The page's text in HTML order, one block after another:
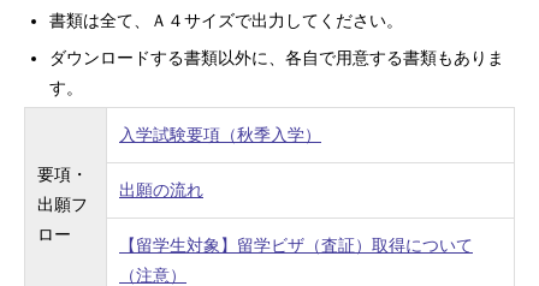
書類は全て、Ａ４サイズで出力してください。
ダウンロードする書類以外に、各自で用意する書類もありま
す。
要項・
出願フ
ロー
入学試験要項（秋季入学）
出願の流れ
【留学生対象】留学ビザ（査証）取得について
（注意）